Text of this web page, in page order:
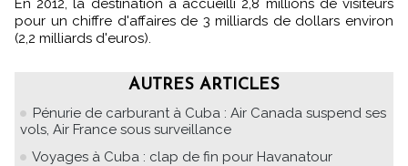
pour un chiffre d'affaires de 3 milliards de dollars environ
(2,2 milliards d'euros).
AUTRES ARTICLES
Pénurie de carburant à Cuba : Air Canada suspend ses
vols, Air France sous surveillance
Voyages à Cuba : clap de fin pour Havanatour